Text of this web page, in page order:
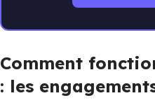
Comment
: les